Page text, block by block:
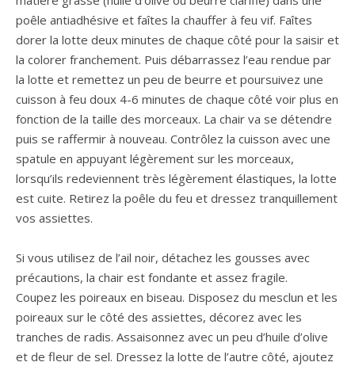
poêle antiadhésive et faîtes la chauffer à feu vif. Faîtes
dorer la lotte deux minutes de chaque côté pour la saisir et
la colorer franchement. Puis débarrassez l’eau rendue par
la lotte et remettez un peu de beurre et poursuivez une
cuisson à feu doux 4-6 minutes de chaque côté voir plus en
fonction de la taille des morceaux. La chair va se détendre
puis se raffermir à nouveau. Contrôlez la cuisson avec une
spatule en appuyant légèrement sur les morceaux,
lorsqu’ils redeviennent très légèrement élastiques, la lotte
est cuite. Retirez la poêle du feu et dressez tranquillement
vos assiettes.
Si vous utilisez de l’ail noir, détachez les gousses avec
précautions, la chair est fondante et assez fragile.
Coupez les poireaux en biseau. Disposez du mesclun et les
poireaux sur le côté des assiettes, décorez avec les
tranches de radis. Assaisonnez avec un peu d’huile d’olive
et de fleur de sel. Dressez la lotte de l’autre côté, ajoutez